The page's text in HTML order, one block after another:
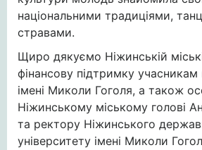
національними традиціями,
стравами.
Щиро дякуємо Ніжинській
фінансову підтримку
імені Миколи Гоголя, а також
Ніжинському міському голові
та ректору Ніжинського
університету імені Миколи